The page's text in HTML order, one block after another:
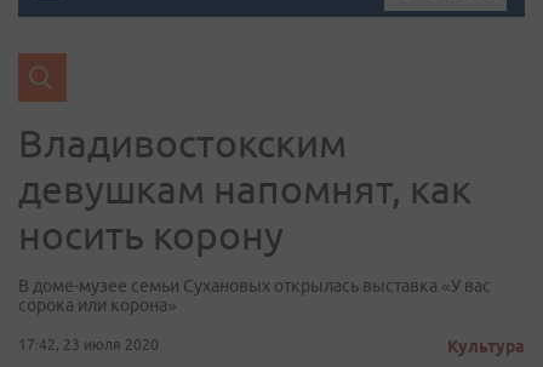
Владивостокским
девушкам напомнят, как
носить корону
В доме-музее семьи Сухановых открылась выставка «У вас
сорока или корона»
17:42, 23 июля 2020 Культура